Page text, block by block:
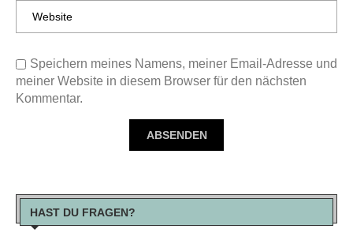
Speichern meines Namens, meiner Email-Adresse und
meiner Website in diesem Browser für den nächsten
Kommentar.
HAST DU FRAGEN?